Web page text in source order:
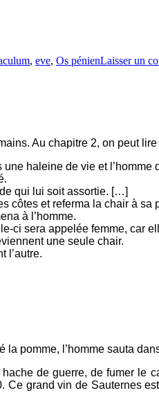
, eve, Os pénienLaisser un
Au chapitre 2, on peut lire
haleine de vie et l’homme
qui lui soit assortie. […]
côtes et referma la chair à sa
à l’homme.
ci sera appelée femme, car
une seule chair.
l’autre.
pomme, l’homme sauta
de guerre, de fumer
Ce grand vin de Sauternes